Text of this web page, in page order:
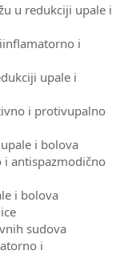
u redukciji upale i
i
upale i
i protivupalno
i bolova
antispazmodično
i bolova
sudova
i